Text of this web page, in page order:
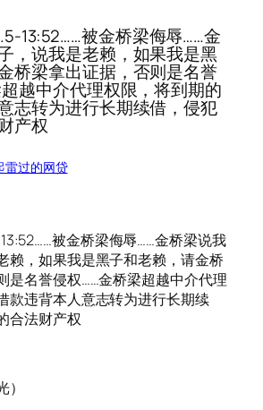
13:52……被金桥梁侮辱……金
，说我是老赖，如果我是黑
桥梁拿出证据，否则是名誉
越中介代理权限，将到期的
志转为进行长期续借，侵犯
产权
雷过的网贷
被金桥梁侮辱……金桥梁说我
赖，如果我是黑子和老赖，请金桥
是名誉侵权……金桥梁超越中介代理
款违背本人意志转为进行长期续
合法财产权